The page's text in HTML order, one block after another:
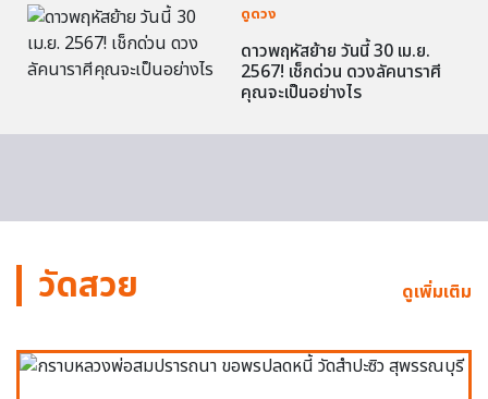
ดูดวง
ดาวพฤหัสย้าย วันนี้ 30 เม.ย.
2567! เช็กด่วน ดวงลัคนาราศี
คุณจะเป็นอย่างไร
วัดสวย ดูเพิ่มเติม